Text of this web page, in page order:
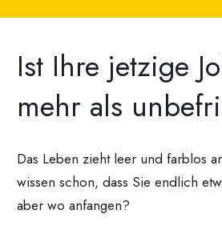
Ist Ihre jetzige
mehr als
Das Leben zieht leer und farblos
wissen schon, dass Sie endlich
aber wo anfangen?